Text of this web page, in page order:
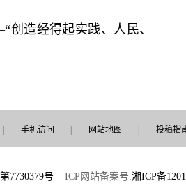
造经得起实践、人民、
手机访问 网站地图 投稿指
7730379号 ICP网站备案号:湘ICP备